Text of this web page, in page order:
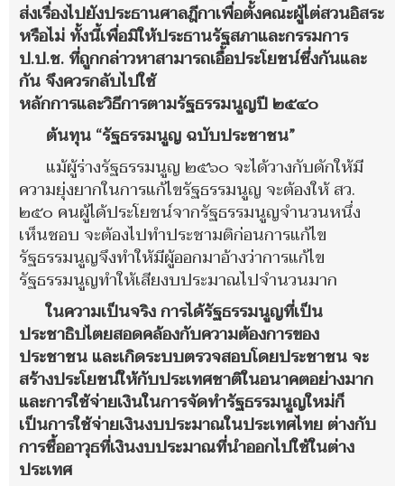
ส่งเรื่องไปยังประธานศาลฎีกาเพื่อตั้งคณะผู้ไต่สวนอิสระ
หรือไม่ ทั้งนี้เพื่อมิให้ประธานรัฐสภาและกรรมการ
ป.ป.ช. ที่ถูกกล่าวหาสามารถเอื้อประโยชน์ซึ่งกันและ
กัน จึงควรกลับไปใช้
หลักการและวิธีการตามรัฐธรรมนูญปี ๒๕๔๐
ต้นทุน “รัฐธรรมนูญ ฉบับประชาชน”
แม้ผู้ร่างรัฐธรรมนูญ ๒๕๖๐ จะได้วางกับดักให้มี
ความยุ่งยากในการแก้ไขรัฐธรรมนูญ จะต้องให้ สว.
๒๕๐ คนผู้ได้ประโยชน์จากรัฐธรรมนูญจำนวนหนึ่ง
เห็นชอบ จะต้องไปทำประชามติก่อนการแก้ไข
รัฐธรรมนูญจึงทำให้มีผู้ออกมาอ้างว่าการแก้ไข
รัฐธรรมนูญทำให้เสียงบประมาณไปจำนวนมาก
ในความเป็นจริง การได้รัฐธรรมนูญที่เป็น
ประชาธิปไตยสอดคล้องกับความต้องการของ
ประชาชน และเกิดระบบตรวจสอบโดยประชาชน จะ
สร้างประโยชน์ให้กับประเทศชาติในอนาคตอย่างมาก
และการใช้จ่ายเงินในการจัดทำรัฐธรรมนูญใหม่ก็
เป็นการใช้จ่ายเงินงบประมาณในประเทศไทย ต่างกับ
การซื้ออาวุธที่เงินงบประมาณที่นำออกไปใช้ในต่าง
ประเทศ